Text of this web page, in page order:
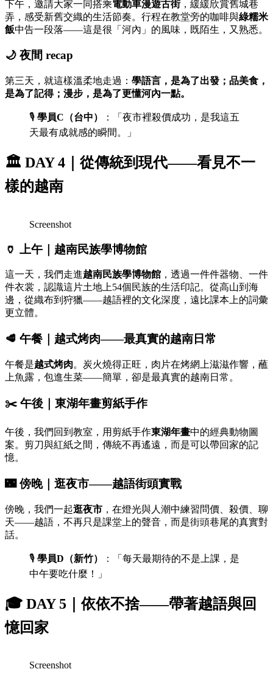
下午，邀請大家一同搭乘電動車漫遊古街，緩緩欣賞舊城巷
弄，感受新舊交織的生活節奏。行程在教堂旁的咖啡與綠糯米
飯中告一段落——這是很「河內」的風味，既陌生，又熟悉。
🌙 夜間 recap
第三天，就這樣溫柔地走過： 學語言，是為了出發；品美食，
是為了記得；漫步，是為了更懂河內一點。
🎙️ 學員C（台中）
：「夜市裡殺價成功，是我這五
天最有成就感的瞬間。」
🏛️ DAY 4｜從傳統到現代——看見不一
樣的越南
Screenshot
🏺 上午｜越南民族學博物館
這一天，我們走進越南民族學博物館 ，透過一件件器物、一件
件衣裳，認識這片土地上54個民族的生活印記。從高山到海
邊，從織布到狩獵——越語裡的文化深度，遠比課本上的詞彙
更立體。
🥩 午餐｜越式烤肉——最真實的越南日常
午餐是越式烤肉。炭火燒得正旺，肉片在烤網上滋滋作響，蘸
上魚露，包進生菜——簡單，卻是最真實的越南日常。
✂️ 午後｜東湖年畫剪紙手作
午後，我們回到教室，用剪紙手作東湖年畫中的經典動物圖
案。剪刀與紅紙之間，傳統不再遙遠，而是可以帶回家的記
憶。
🌃 傍晚｜逛夜市——越語街頭實戰
傍晚，我們一起逛夜市 ，在燈光與人潮中練習問價、殺價、聊
天——越語，不再只是課堂上的聲音，而是街頭巷尾的真實對
話。
🎙️ 學員D（新竹）
：「每天最期待的不是上課，是
中午要吃什麼！」
🎓 DAY 5｜依依不捨——帶著越語與回
憶回家
Screenshot